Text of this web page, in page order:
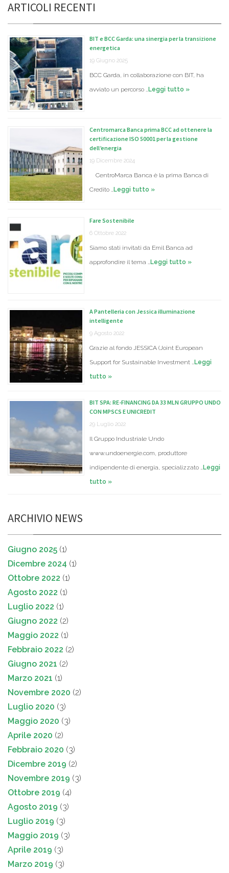
ARTICOLI RECENTI
BIT e BCC Garda: una sinergia per la transizione
energetica
19 Giugno 2025
BCC Garda, in collaborazione con BIT, ha
avviato un percorso …Leggi tutto »
Centromarca Banca prima BCC ad ottenere la
certificazione ISO 50001 per la gestione
dell’energia
19 Dicembre 2024
CentroMarca Banca è la prima Banca di
Credito …Leggi tutto »
Fare Sostenibile
6 Ottobre 2022
Siamo stati invitati da Emil Banca ad
approfondire il tema …Leggi tutto »
A Pantelleria con Jessica illuminazione
intelligente
9 Agosto 2022
Grazie al fondo JESSICA (Joint European
Support for Sustainable Investment …Leggi
tutto »
BIT SPA: RE-FINANCING DA 33 MLN GRUPPO UNDO
CON MPSCS E UNICREDIT
29 Luglio 2022
Il Gruppo Industriale Undo
www.undoenergie.com, produttore
indipendente di energia, specializzato …Leggi
tutto »
ARCHIVIO NEWS
Giugno 2025 (1)
Dicembre 2024 (1)
Ottobre 2022 (1)
Agosto 2022 (1)
Luglio 2022 (1)
Giugno 2022 (2)
Maggio 2022 (1)
Febbraio 2022 (2)
Giugno 2021 (2)
Marzo 2021 (1)
Novembre 2020 (2)
Luglio 2020 (3)
Maggio 2020 (3)
Aprile 2020 (2)
Febbraio 2020 (3)
Dicembre 2019 (2)
Novembre 2019 (3)
Ottobre 2019 (4)
Agosto 2019 (3)
Luglio 2019 (3)
Maggio 2019 (3)
Aprile 2019 (3)
Marzo 2019 (3)